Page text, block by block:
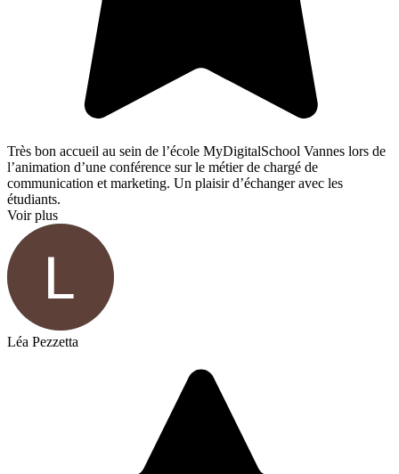
Très bon accueil au sein de l’école MyDigitalSchool Vannes lors de
l’animation d’une conférence sur le métier de chargé de
communication et marketing. Un plaisir d’échanger avec les
étudiants.
Voir plus
Léa Pezzetta